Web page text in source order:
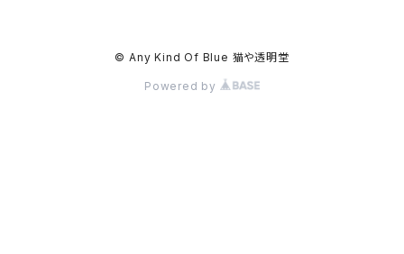
© Any Kind Of Blue 猫や透明堂
Powered by